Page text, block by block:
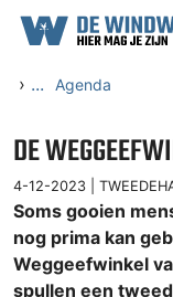
Ga naar content
› ... Agenda
DE
4-12-2023 |
Soms gooien
nog prima kan
Weggeefwinkel
spullen een